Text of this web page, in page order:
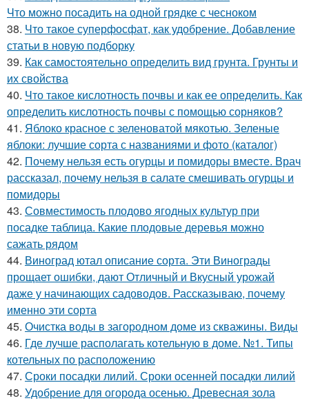
Что можно посадить на одной грядке с чесноком
38. Что такое суперфосфат, как удобрение. Добавление
статьи в новую подборку
39. Как самостоятельно определить вид грунта. Грунты и
их свойства
40. Что такое кислотность почвы и как ее определить. Как
определить кислотность почвы с помощью сорняков?
41. Яблоко красное с зеленоватой мякотью. Зеленые
яблоки: лучшие сорта с названиями и фото (каталог)
42. Почему нельзя есть огурцы и помидоры вместе. Врач
рассказал, почему нельзя в салате смешивать огурцы и
помидоры
43. Совместимость плодово ягодных культур при
посадке таблица. Какие плодовые деревья можно
сажать рядом
44. Виноград ютал описание сорта. Эти Винограды
прощает ошибки, дают Отличный и Вкусный урожай
даже у начинающих садоводов. Рассказываю, почему
именно эти сорта
45. Очистка воды в загородном доме из скважины. Виды
46. Где лучше располагать котельную в доме. №1. Типы
котельных по расположению
47. Сроки посадки лилий. Сроки осенней посадки лилий
48. Удобрение для огорода осенью. Древесная зола